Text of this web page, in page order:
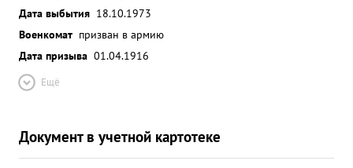
Дата выбытия 18.10.1973
Военкомат призван в армию
Дата призыва 01.04.1916
Ещё
Документ в учетной картотеке